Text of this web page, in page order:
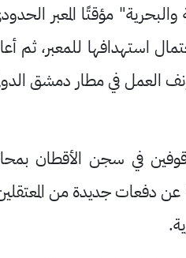
مؤقتًا المعبر
استهدافها للمعبر،
العمل في مطار دمشق
في سجن الأقطان
دفعات جديدة من